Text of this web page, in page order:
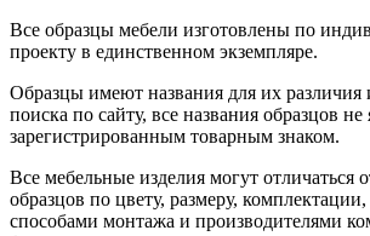
Все образцы мебели изготовлены по
проекту в единственном экземпляре.
Образцы имеют названия для их различия
поиска по сайту, все названия образцов не
зарегистрированным товарным знаком.
Все мебельные изделия могут отличаться
образцов по цвету, размеру,
способами монтажа и производителями